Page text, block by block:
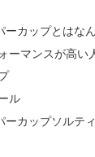
ーカップとはな
ーマンスが高い
ル
ーカップソルテ